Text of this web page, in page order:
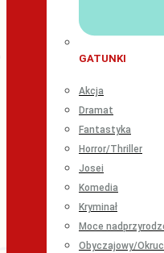
GATUNKI
Akcja
Dramat
Fantastyka
Horror/Thriller
Josei
Komedia
Kryminał
Moce
Obyczajowy/